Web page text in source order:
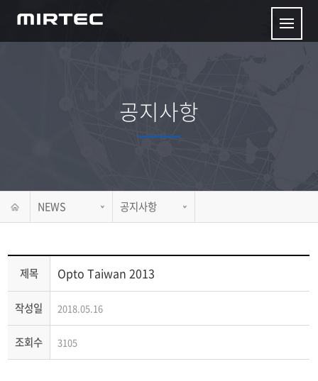
공지사항
NEWS 공지사항
제목 Opto Taiwan 2013
작성일 2018.05.16
조회수 3105